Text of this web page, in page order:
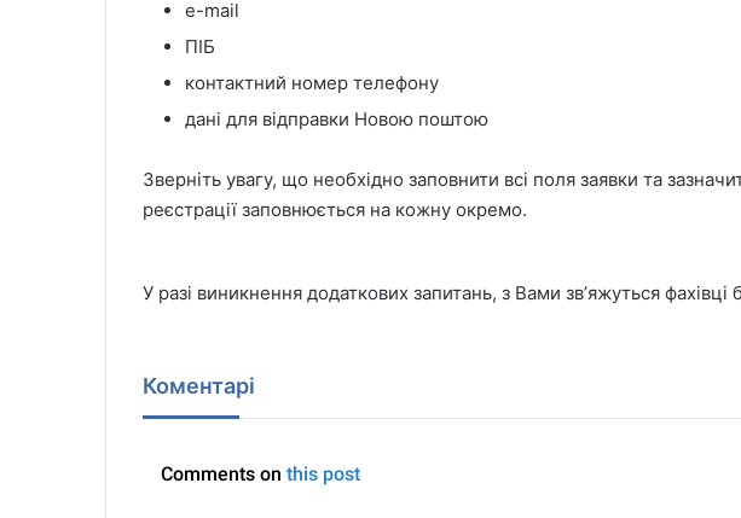
e-mail
ПІБ
контактний номер телефону
дані для відправки Новою поштою
Зверніть увагу, що необхідно заповнити всі поля заявки та
реєстрації заповнюється на кожну окремо.
У разі виникнення додаткових запитань, з Вами звʼяжуться фахівці
Коментарі